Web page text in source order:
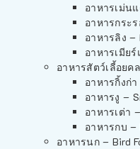
อาหารเม่น
อาหารกระ
อาหารลิง –
อาหารเมีย
อาหารสัตว์เลี้อยค
อาหารกิ้งก่
อาหารงู –
อาหารเต่า
อาหารกบ –
อาหารนก – Bird